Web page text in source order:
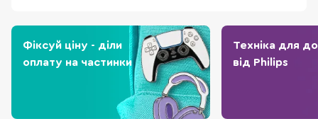
Фіксуй ціну - діли
оплату на частинки
Техніка для
від Philips